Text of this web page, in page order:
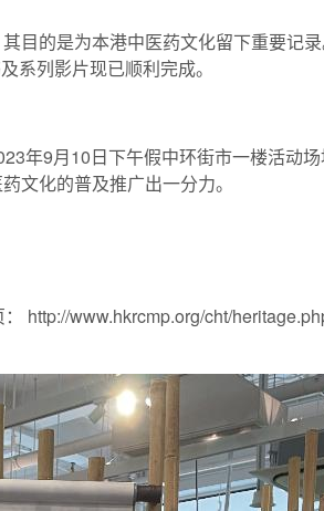
目的是为本港中医药文化留下重要记
系列影片现已顺利完成。
年9月10日下午假中环街市一楼活动
文化的普及推广出一分力。
http://www.hkrcmp.org/cht/